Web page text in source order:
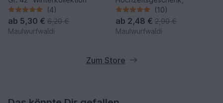
(4)
ab 5,30 € 6,20 €
Maulwurfwaldi
(10)
ab 2,48 € 2,90 €
Maulwurfwaldi
Zum Store